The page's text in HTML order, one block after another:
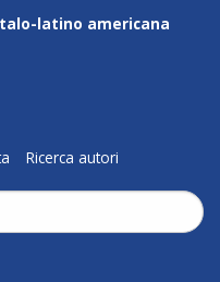
latino americana
Ricerca autori